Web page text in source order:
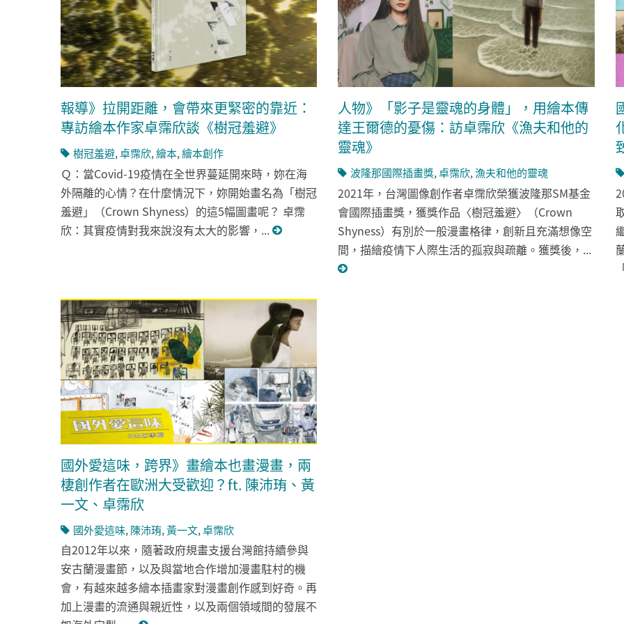
報導》拉開距離，會帶來更緊密的靠近：
專訪繪本作家卓霈欣談《樹冠羞避》
樹冠羞避,卓霈欣,繪本,繪本創作
Ｑ：當Covid-19疫情在全世界蔓延開來時，妳在海
外隔離的心情？在什麼情況下，妳開始畫名為「樹冠
羞避」（Crown Shyness）的這5幅圖畫呢？ 卓霈
欣：其實疫情對我來說沒有太大的影響，...
人物》「影子是靈魂的身體」，用繪本傳
達王爾德的憂傷：訪卓霈欣《漁夫和他的
靈魂》
波隆那國際插畫獎,卓霈欣,漁夫和他的靈魂
2021年，台灣圖像創作者卓霈欣榮獲波隆那SM基金
會國際插畫獎，獲獎作品〈樹冠羞避〉（Crown
Shyness）有別於一般漫畫格律，創新且充滿想像空
間，描繪疫情下人際生活的孤寂與疏離。獲獎後，...
國外愛這味，跨界》畫繪本也畫漫畫，兩
棲創作者在歐洲大受歡迎？ft. 陳沛珛、黃
一文、卓霈欣
國外愛這味, 陳沛珛,黃一文,卓霈欣
自2012年以來，隨著政府規畫支援台灣館持續參與
安古蘭漫畫節，以及與當地合作增加漫畫駐村的機
會，有越來越多繪本插畫家對漫畫創作感到好奇。再
加上漫畫的流通與親近性，以及兩個領域間的發展不